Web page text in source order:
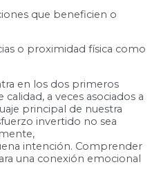
que beneficien o
o proximidad física como
en los dos primeros
a veces asociados a
principal de nuestra
invertido no sea
intención. Comprender
una conexión emocional